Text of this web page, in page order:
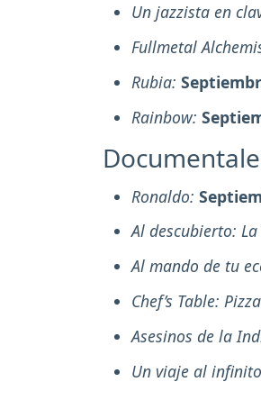
Un jazzista en
Fullmetal
Rubia:
Rainbow:
Ronaldo:
Al descubierto:
Al mando de tu
Chef’s Table:
Asesinos de la
Un viaje al